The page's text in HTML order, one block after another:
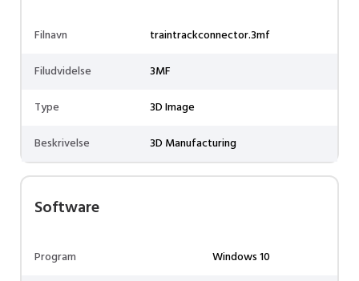
Filnavn
traintrackconnector.3mf
Filudvidelse
3MF
Type
3D Image
Beskrivelse
3D Manufacturing
Software
Program Windows 10